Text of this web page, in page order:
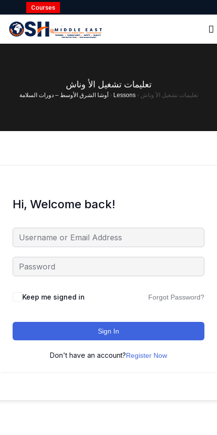
Courses
تعلیمات تشغیل الأ وناش
أوشا الشرق الأوسط – دورات السلامة› Lessons› تعلیمات تشغیل الأ وناش
Hi, Welcome back!
Keep me signed in Forgot Password?
Sign In
Don't have an account?Register Now